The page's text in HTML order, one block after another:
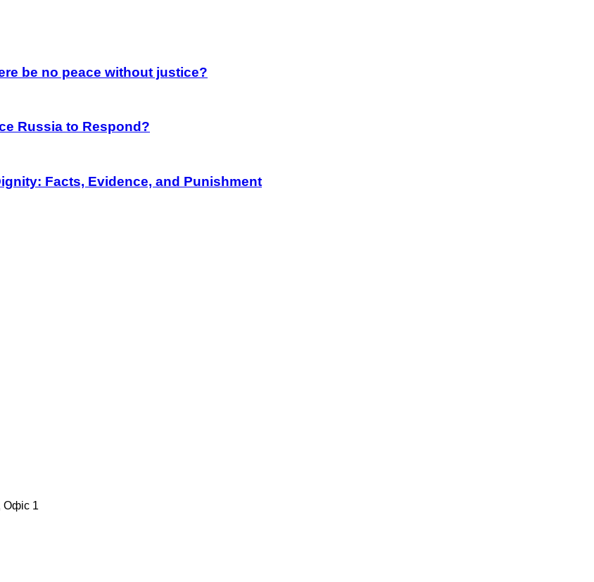
be no peace without justice?
Russia to Respond?
Facts, Evidence, and Punishment
Офіс 1